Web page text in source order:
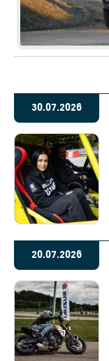
30.07.2026
20.07.2026